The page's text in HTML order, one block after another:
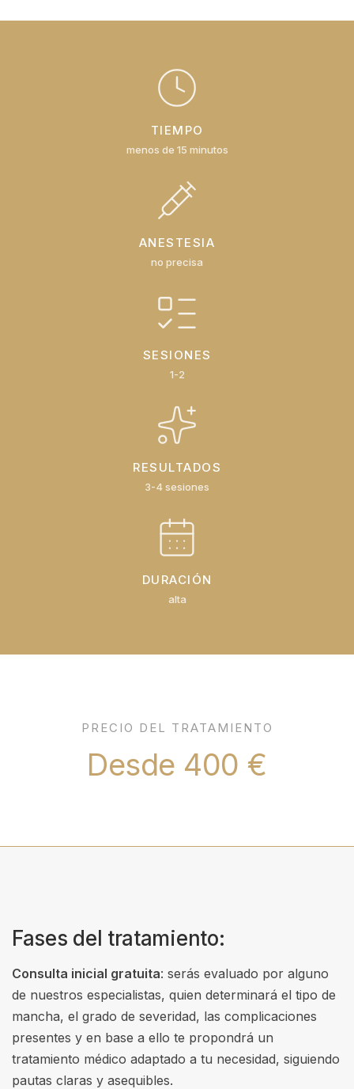
TIEMPO
menos de 15 minutos
ANESTESIA
no precisa
SESIONES
1-2
RESULTADOS
3-4 sesiones
DURACIÓN
alta
PRECIO DEL TRATAMIENTO
Desde 400 €
Fases del tratamiento:
Consulta inicial gratuita: serás evaluado por alguno
de nuestros especialistas, quien determinará el tipo de
mancha, el grado de severidad, las complicaciones
presentes y en base a ello te propondrá un
tratamiento médico adaptado a tu necesidad, siguiendo
pautas claras y asequibles.